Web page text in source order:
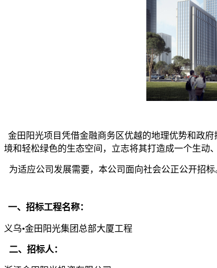
金田阳光项目凭借金融商务区优越的地理优势和政
境和轻松绿色的生态空间，立志将其打造成一个生动
为适应公司发展需要，本公司面向社会公正公开招标
一、招标工程名称：
义乌•金田阳光集团总部大厦工程
二、招标人：